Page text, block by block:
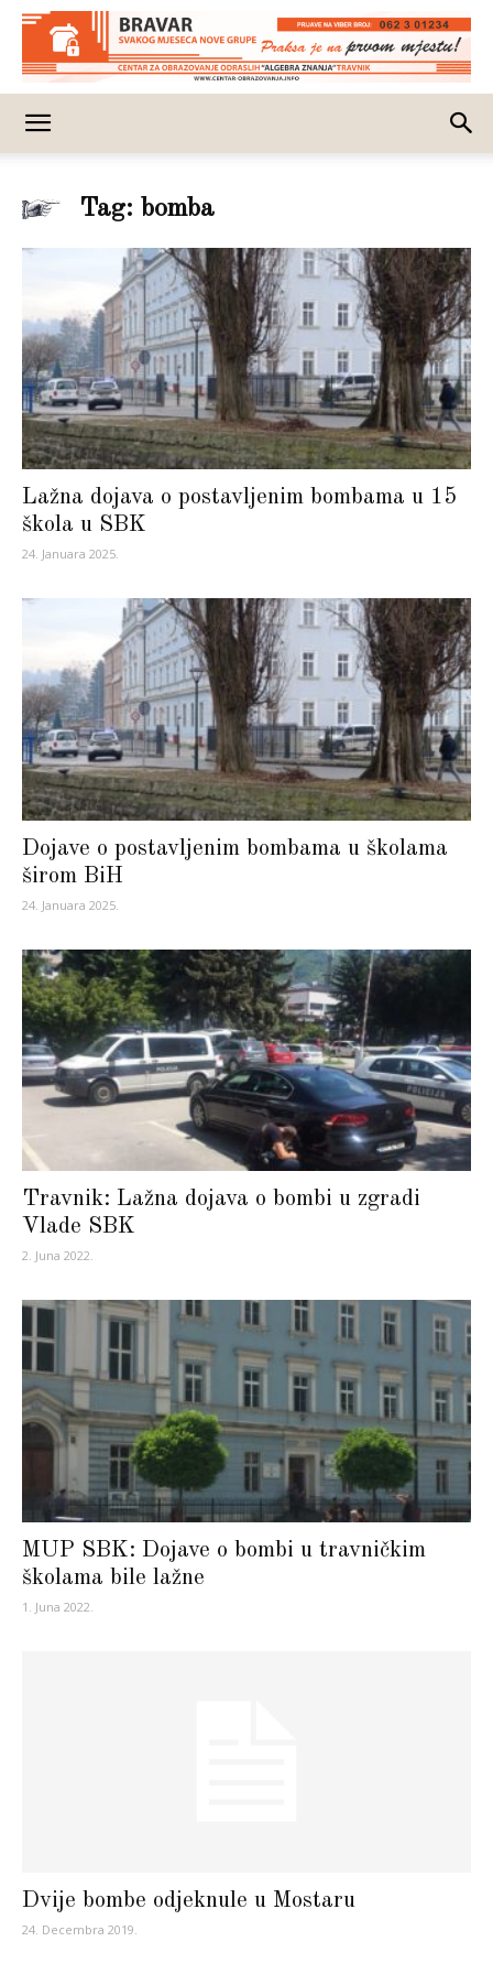
Tag: bomba
Lažna dojava o postavljenim bombama u 15
škola u SBK
24. Januara 2025.
Dojave o postavljenim bombama u školama
širom BiH
24. Januara 2025.
Travnik: Lažna dojava o bombi u zgradi
Vlade SBK
2. Juna 2022.
MUP SBK: Dojave o bombi u travničkim
školama bile lažne
1. Juna 2022.
Dvije bombe odjeknule u Mostaru
24. Decembra 2019.